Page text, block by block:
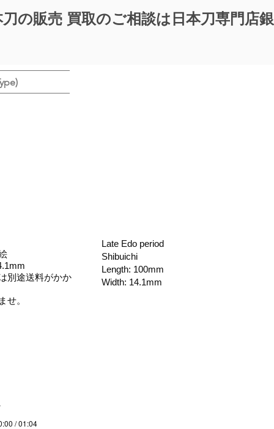
の販売 買取のご相談は日本刀専門店
別途送料がかか
せ。
Late Edo period
Shibuichi
Length: 100mm
Width: 14.1mm
/ 01:04